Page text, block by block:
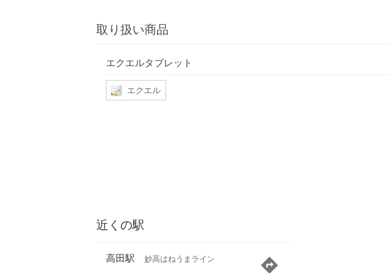
取り扱い商品
エクエルタブレット
エクエル
近くの駅
高田駅 妙高はねうまライン